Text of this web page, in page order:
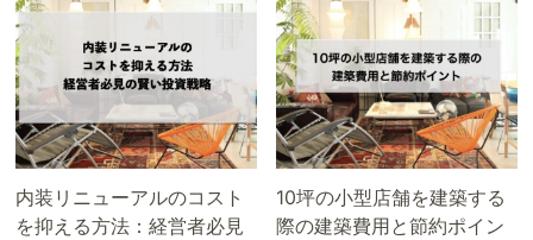
内装リニューアルのコスト
を抑える方法：経営者必見
10坪の小型店舗を建築する
際の建築費用と節約ポイン